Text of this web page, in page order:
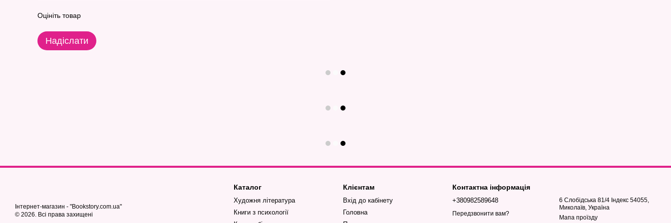
Оцініть товар
Надіслати
Інтернет-магазин - "Bookstory.com.ua"
© 2026. Всі права захищені
Каталог
Художня література
Книги з психології
Клієнтам
Вхід до кабінету
Головна
Контактна інформація
+380982589648
Передзвонити вам?
6 Слобідська 81/4 Індекс 54055,
Миколаїв, Україна
Мапа проїзду